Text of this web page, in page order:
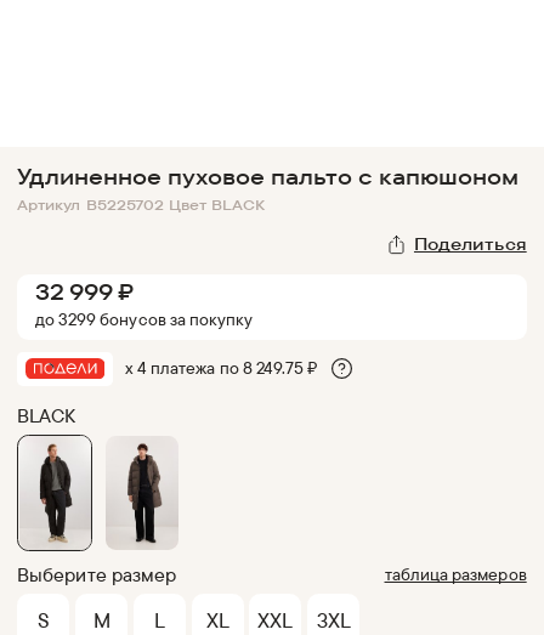
Удлиненное пуховое пальто с капюшоном
Артикул B5225702 Цвет BLACK
Поделиться
32 999 ₽
до3299бонусовза покупку
х 4 платежа по8 249.75₽
BLACK
Выберите размер таблица размеров
S M L XL XXL 3XL